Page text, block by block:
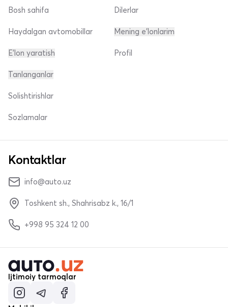
Bosh sahifa
Haydalgan avtomobillar
E'lon yaratish
Dilerlar
Mening e'lonlarim
Profil
Tanlanganlar
Solishtirishlar
Sozlamalar
Kontaktlar
info@auto.uz
Toshkent sh., Shahrisabz k., 16/1
+998 95 324 12 00
Ijtimoiy tarmoqlar